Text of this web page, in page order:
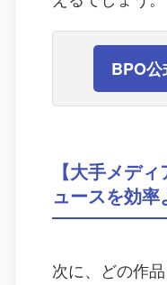
BPO
【大手メデ
ュースを効率
次に、どの作